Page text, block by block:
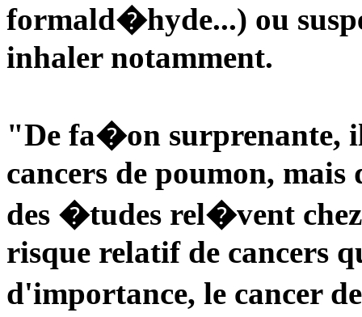
formald�hyde...) ou
inhaler notamment.
"De fa�on surprenante,
cancers de poumon,
des �tudes rel�vent
risque relatif de cancers
d'importance, le cancer